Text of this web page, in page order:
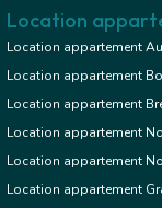
Location
Location appartement
Location appartement
Location appartement
Location appartement
Location appartement
Location appartement